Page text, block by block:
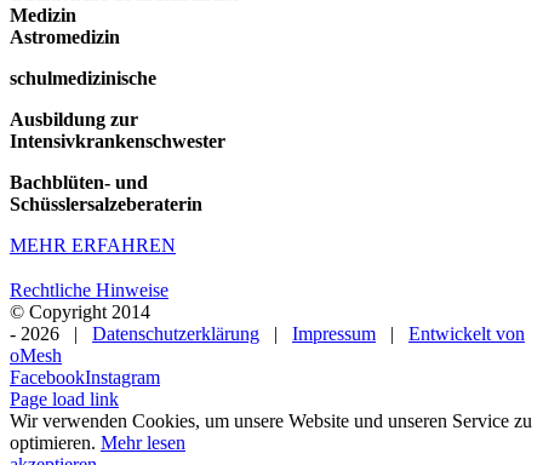
Medizin
Astromedizin
schulmedizinische
Ausbildung zur
Intensivkrankenschwester
Bachblüten- und
Schüsslersalzeberaterin
MEHR ERFAHREN
Rechtliche Hinweise
© Copyright 2014
- 2026 | Datenschutzerklärung | Impressum | Entwickelt von
oMesh
FacebookInstagram
Page load link
Wir verwenden Cookies, um unsere Website und unseren Service zu
optimieren. Mehr lesen